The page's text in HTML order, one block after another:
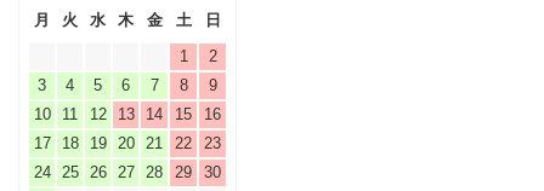
月 火 水 木 金 土
日
1
2
3
4 5 6 7 8
9
10
11 12 13 14 15
16
17
18 19 20 21 22
23
24
25 26 27 28 29
30